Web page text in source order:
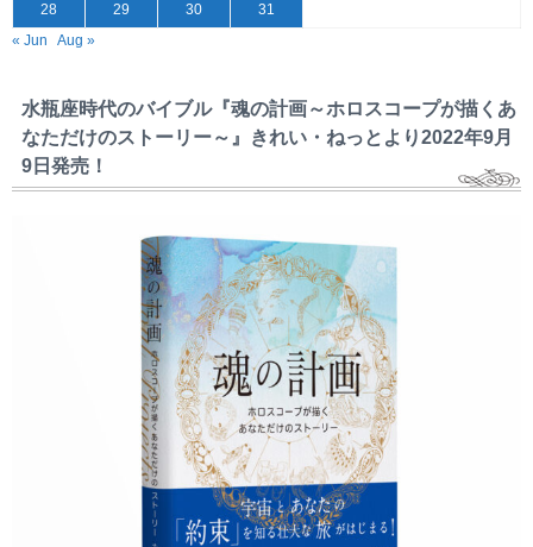
28 29 30
31
« Jun
Aug »
水瓶座時代のバイブル『魂の計画～ホロスコープが描くあ
なただけのストーリー～』きれい・ねっとより2022年9月
9日発売！